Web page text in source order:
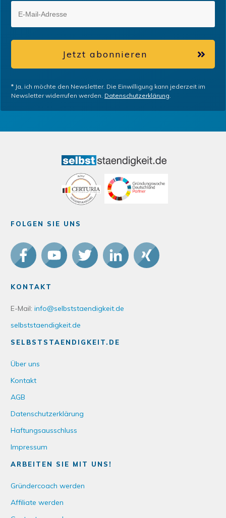
Jetzt abonnieren
* Ja, ich möchte den Newsletter. Die Einwilligung kann jederzeit im
Newsletter widerrufen werden. Datenschutzerklärung.
FOLGEN SIE UNS
KONTAKT
E-Mail: info@selbststaendigkeit.de
selbststaendigkeit.de
SELBSTSTAENDIGKEIT.DE
Über uns
Kontakt
AGB
Datenschutzerklärung
Haftungsausschluss
Impressum
ARBEITEN SIE MIT UNS!
Gründercoach werden
Affiliate werden